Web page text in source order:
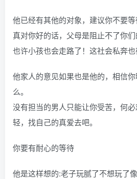
他已经有其他的对象，建议你不要等
真对你好的话，父母是阻止不了你们
也许小孩也会走路了！这社会私奔也
他家人的意见如果也是他的，相信
么。
没有担当的男人只能让你受苦，何
轻，找自己的真爱去吧。
你要有耐心的等待
他是这样想的:老子玩腻了不想玩了